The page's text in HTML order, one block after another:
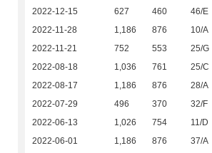
2022-12-15 627 460 46/E
2022-11-28 1,186 876 10/A
2022-11-21 752 553 25/G
2022-08-18 1,036 761 25/C
2022-08-17 1,186 876 28/A
2022-07-29 496 370 32/F
2022-06-13 1,026 754 11/D
2022-06-01 1,186 876 37/A